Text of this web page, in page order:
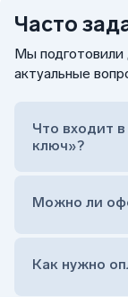
Часто
Мы подготовили
актуальные
Что входит
ключ»?
Сам
Можно ли
Как нужно